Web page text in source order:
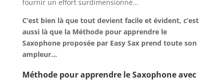
fournir un effort surdimensionné…
C’est bien là que tout devient facile et évident, c’est
aussi là que la Méthode pour apprendre le
Saxophone proposée par Easy Sax prend toute son
ampleur…
Méthode pour apprendre le Saxophone avec